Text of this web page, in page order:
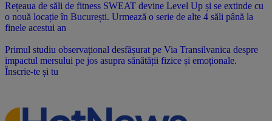
Rețeaua de săli de fitness SWEAT devine Level Up și se extinde cu
o nouă locație în București. Urmează o serie de alte 4 săli până la
finele acestui an
Primul studiu observațional desfășurat pe Via Transilvanica despre
impactul mersului pe jos asupra sănătății fizice și emoționale.
Înscrie-te și tu